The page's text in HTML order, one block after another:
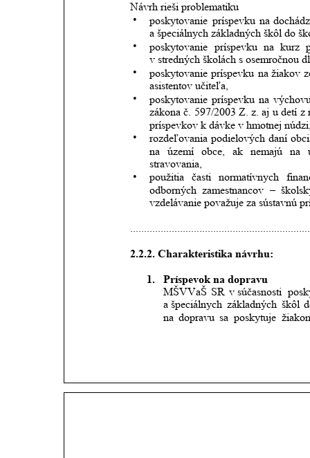
Návrh rieši problematiku
•
poskytovanie príspevku na
a špeciálnych základných škôl do
•
poskytovanie príspevku na kurz
v stredných školách s osemročnou
•
poskytovanie príspevku na žiakov
asistentov učiteľa,
•
poskytovanie príspevku na
zákona č. 597/2003 Z. z. aj u detí z
príspevkov k dávke v hmotnej
•
rozdeľovania podielových daní
na
území obce, ak nemajú na
stravovania,
•
použitia časti normatívnych
odborných zamestnancov –
vzdelávanie považuje za sústavnú
2.2.2. Charakteristika návrhu:
1.
Príspevok na dopravu
MŠVVaŠ SR v súčasnosti
a špeciálnych základných škôl
na dopravu sa poskytuje